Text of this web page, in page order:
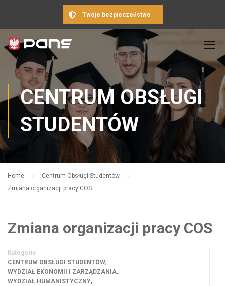
Twoje bezpieczeństwo
CENTRUM OBSŁUGI
STUDENTÓW
Home
Centrum Obsługi Studentów
Zmiana organizacji pracy COS
Zmiana organizacji pracy COS
Kategorie
CENTRUM OBSŁUGI STUDENTÓW,
WYDZIAŁ EKONOMII I ZARZĄDZANIA,
WYDZIAŁ HUMANISTYCZNY,